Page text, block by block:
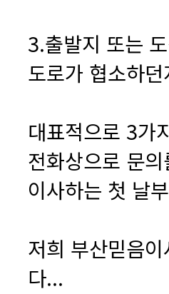
3.출발지 또는
도로가 협소하
대표적으로 3가
전화상으로 문
이사하는 첫 날
저희 부산믿음
다...